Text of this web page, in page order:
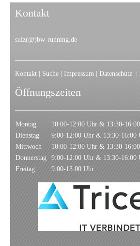
Kontakt
sulz(@)bw-running.de
Kontakt Suche Impressum Datenschutz
Öffnungszeiten
Montag
10:00-12:00 Uhr & 13:30-
Dienstag
9:00-12:00 Uhr & 13:30-16:00
Mittwoch
10:00-12:00 Uhr & 13:30-
Donnerstag
9:00-12:00 Uhr & 13:30-16:00
Freitag
9:00-13:00 Uhr